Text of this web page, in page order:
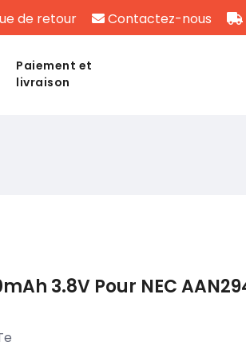
de retour Contactez-nous
Paiement et
livraison
3.8V Pour NEC